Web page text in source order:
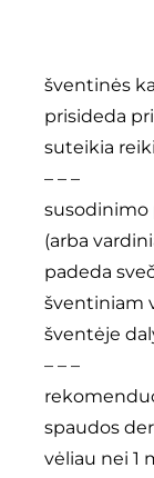
Instagram
0
šventinės
prisideda
suteikia
– – –
susodinimo
(arba
padeda
šventiniam
šventėje
– – –
spaudos
vėliau nei 1